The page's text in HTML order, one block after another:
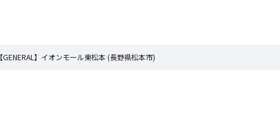
【GENERAL】イオンモール東松本 (長野県松本市)